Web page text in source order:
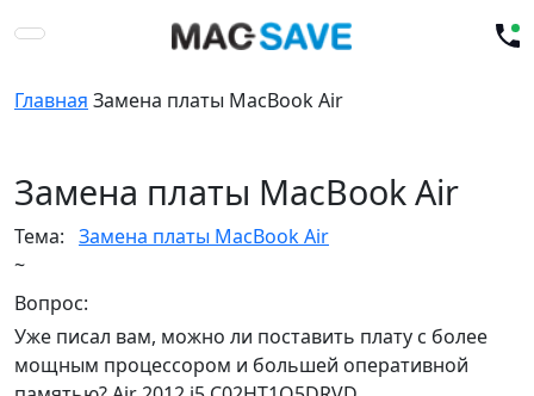
Главная Замена платы MacBook Air
Замена платы MacBook Air
Тема: Замена платы MacBook Air
~
Вопрос:
Уже писал вам, можно ли поставить плату с более
мощным процессором и большей оперативной